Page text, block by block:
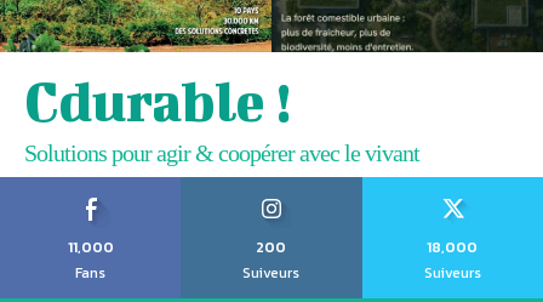
Cdurable !
Solutions pour agir & coopérer avec le vivant
11,000
Fans
200
Suiveurs
18,000
Suiveurs